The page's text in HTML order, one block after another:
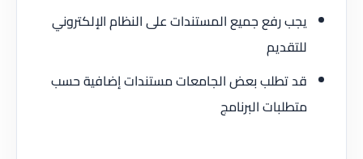
يجب رفع جميع المستندات على النظام الإلكتروني
للتقديم
قد تطلب بعض الجامعات مستندات إضافية حسب
متطلبات البرنامج